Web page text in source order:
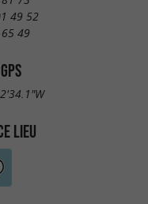
49 52
49
LIEU